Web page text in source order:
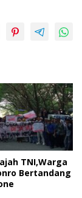
TNI,Warga
Bertandang